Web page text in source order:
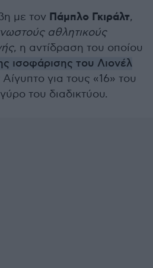
με τον Πάμπλο Γκιράλτ,
αθλητικούς
, η αντίδραση του οποίου
ισοφάρισης του Λιονέλ
για τους «16» του
του διαδικτύου.